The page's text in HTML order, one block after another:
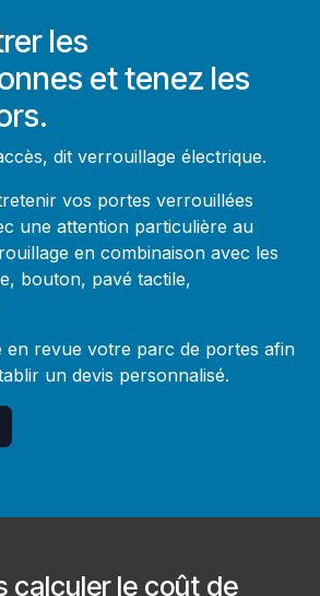
les
et tenez les
dit verrouillage électrique.
vos portes verrouillées
une attention particulière au
en combinaison avec les
bouton, pavé tactile,
en revue votre parc de portes afin
un devis personnalisé.
calculer le coût de